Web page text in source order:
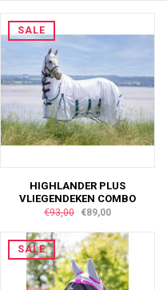
SALE
HIGHLANDER PLUS
VLIEGENDEKEN COMBO
€93,00 €89,00
SALE